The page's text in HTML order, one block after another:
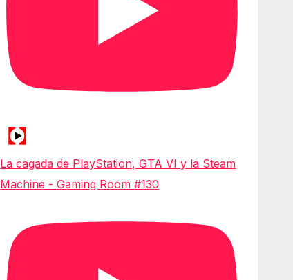
La cagada de PlayStation, GTA VI y la Steam
Machine - Gaming Room #130